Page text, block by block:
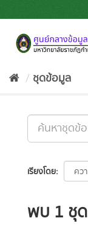
to
ชุดข้อมูล
เรียงโดย
พบ 1 ชุ